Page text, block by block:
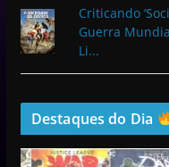
Criticando
Guerra
Li...
Destaques do Dia